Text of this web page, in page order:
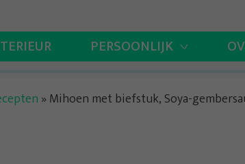
PERSOONLIJK
» Mihoen met biefstuk, Soya-